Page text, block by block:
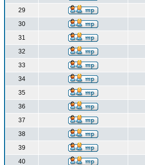
29
30
31
32
33
34
35
36
37
38
39
40